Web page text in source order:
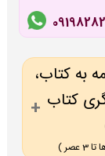
به کتاب،
کتاب